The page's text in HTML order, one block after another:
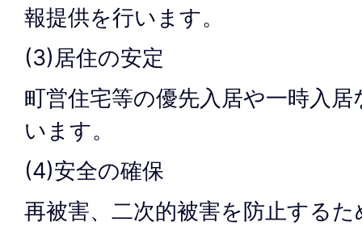
報提供を行います。
(3)居住の安定
町営住宅等の優先入居や一時入
います。
(4)安全の確保
再被害、二次的被害を防止する